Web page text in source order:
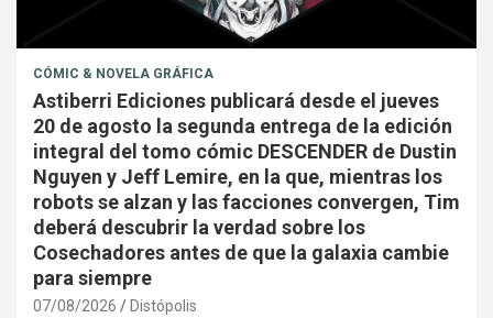
CÓMIC & NOVELA GRÁFICA
Astiberri Ediciones publicará desde el jueves
20 de agosto la segunda entrega de la edición
integral del tomo cómic DESCENDER de Dustin
Nguyen y Jeff Lemire, en la que, mientras los
robots se alzan y las facciones convergen, Tim
deberá descubrir la verdad sobre los
Cosechadores antes de que la galaxia cambie
para siempre
07/08/2026 Distópolis